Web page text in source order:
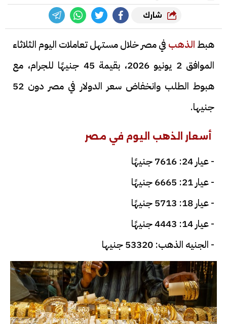
شارك
هبط الذهب في مصر خلال مستهل تعاملات اليوم الثلاثاء
الموافق 2 يونيو 2026، بقيمة 45 جنيهًا للجرام، مع
هبوط الطلب وانخفاض سعر الدولار في مصر دون 52
جنيها.
أسعار الذهب اليوم في مصر
- عيار 24: 7616 جنيهًا
- عيار 21: 6665 جنيهًا
- عيار 18: 5713 جنيهًا
- عيار 14: 4443 جنيهًا
- الجنيه الذهب: 53320 جنيها